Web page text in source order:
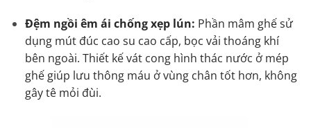
Đệm ngồi êm ái chống xẹp lún: Phần mâm ghế sử
dụng mút đúc cao su cao cấp, bọc vải thoáng khí
bên ngoài. Thiết kế vát cong hình thác nước ở mép
ghế giúp lưu thông máu ở vùng chân tốt hơn, không
gây tê mỏi đùi.